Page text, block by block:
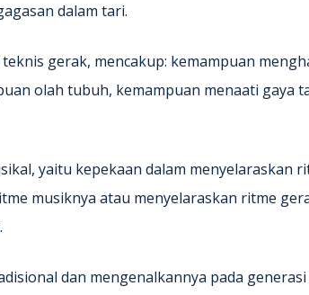
dalam tari.
gerak, mencakup: kemampuan
olah tubuh, kemampuan menaati gaya
yaitu kepekaan dalam menyelaraskan
musiknya atau menyelaraskan ritme
dan mengenalkannya pada generasi